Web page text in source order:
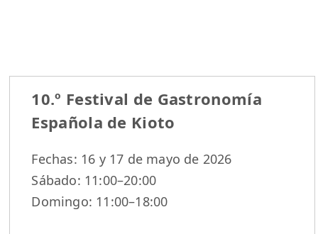
10.º Festival de Gastronomía
Española de Kioto
Fechas: 16 y 17 de mayo de 2026
Sábado: 11:00–20:00
Domingo: 11:00–18:00